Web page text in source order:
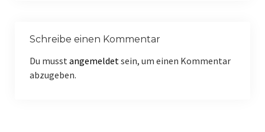
Schreibe einen Kommentar
Du musst angemeldet sein, um einen Kommentar
abzugeben.